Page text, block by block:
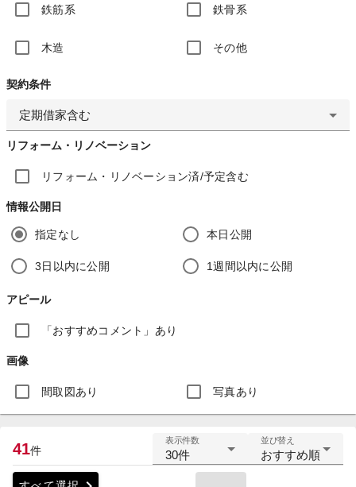
鉄筋系 鉄骨系
木造 その他
契約条件
定期借家含む
リフォーム・リノベーション
リフォーム・リノベーション済/予定含む
情報公開日
指定なし 本日公開
3日以内に公開 1週間以内に公開
アピール
「おすすめコメント」あり
画像
間取図あり 写真あり
41件
表示件数
30件
並び替え
おすすめ順